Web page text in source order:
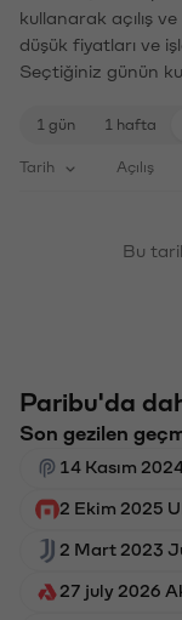
kullanarak açılış
düşük fiyatları ve
Seçtiğiniz günün
1 gün 1 hafta
Tarih Açılış
Bu
Paribu'da
Son gezilen
14 Kasım
2 Ekim 2025
2 Mart 2023
27 july 2026